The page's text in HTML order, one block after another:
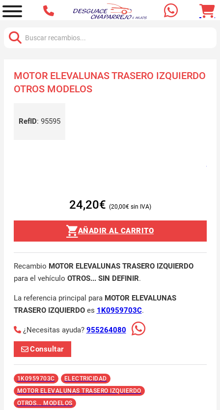
MOTOR ELEVALUNAS TRASERO IZQUIERDO
OTROS MODELOS
RefID: 95595
24,20€ 20,00€
AÑADIR AL CARRITO
Recambio MOTOR ELEVALUNAS TRASERO IZQUIERDO
para el vehículo OTROS... SIN DEFINIR.
La referencia principal para MOTOR ELEVALUNAS
TRASERO IZQUIERDOes 1K0959703C.
¿Necesitas ayuda? 955264080
Consultar
1K0959703C
ELECTRICIDAD
MOTOR ELEVALUNAS TRASERO IZQUIERDO
OTROS... MODELOS